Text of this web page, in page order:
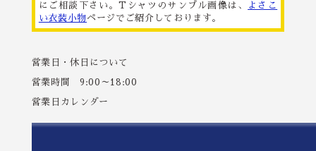
にご相談下さい。Tシャツのサンプル画像は、
よさこ
い衣装小物ページでご紹介しております。
営業日・休日について
営業時間 9:00～18:00
営業日カレンダー